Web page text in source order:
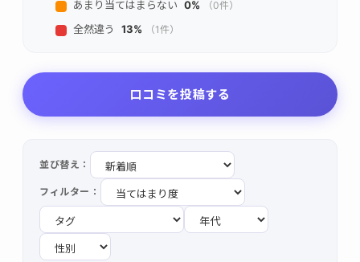
あまり当てはまらない 0% （0件）
全然違う 13% （1件）
口コミを投稿する
並び替え：
フィルター：